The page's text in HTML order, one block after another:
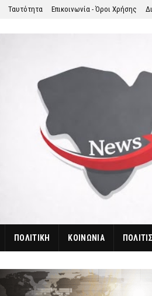
Ταυτότητα Επικοινωνία - Όροι Χρήσης
ΠΟΛΙΤΙΚΗ ΚΟΙΝΩΝΙΑ